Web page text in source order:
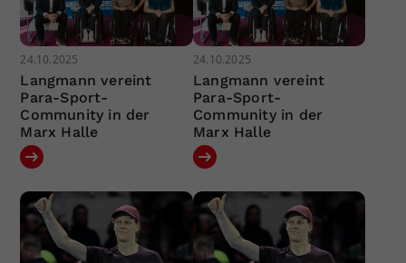
24.10.2025
Langmann vereint
Para-Sport-
Community in der
Marx Halle
24.10.2025
Langmann vereint
Para-Sport-
Community in der
Marx Halle